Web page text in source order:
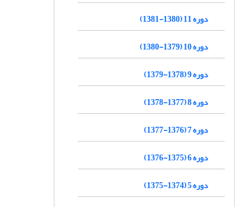
دوره 11 (1380-1381)
دوره 10 (1379-1380)
دوره 9 (1378-1379)
دوره 8 (1377-1378)
دوره 7 (1376-1377)
دوره 6 (1375-1376)
دوره 5 (1374-1375)